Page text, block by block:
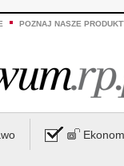
POZNAJ NASZE